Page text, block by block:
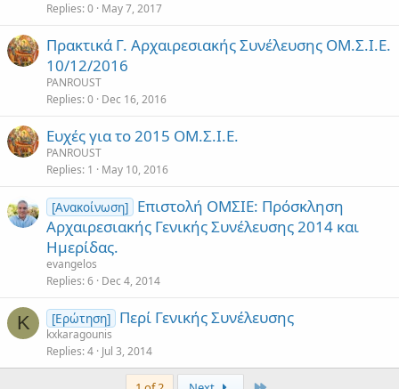
Replies 0 May 7, 2017
Πρακτικά Γ. Αρχαιρεσιακής Συνέλευσης ΟΜ.Σ.Ι.Ε.
10/12/2016
PANROUST
Replies 0 Dec 16, 2016
Ευχές για το 2015 ΟΜ.Σ.Ι.Ε.
PANROUST
Replies 1 May 10, 2016
[Ανακοίνωση] Επιστολή ΟΜΣΙΕ: Πρόσκληση
Αρχαιρεσιακής Γενικής Συνέλευσης 2014 και
Ημερίδας.
evangelos
Replies 6 Dec 4, 2014
K [Ερώτηση] Περί Γενικής Συνέλευσης
kxkaragounis
Replies 4 Jul 3, 2014